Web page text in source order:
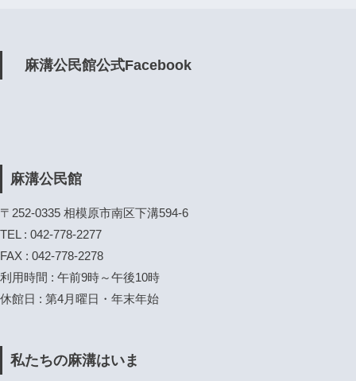
麻溝公民館公式Facebook
麻溝公民館
〒252-0335 相模原市南区下溝594-6
TEL : 042-778-2277
FAX : 042-778-2278
利用時間 : 午前9時～午後10時
休館日 : 第4月曜日・年末年始
私たちの麻溝はいま